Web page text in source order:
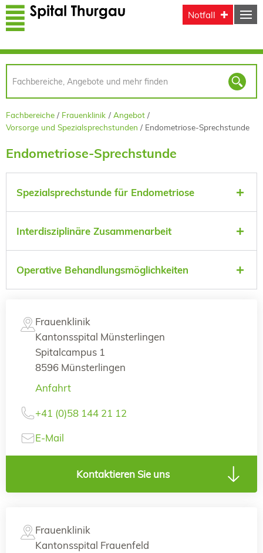
Direkt zum Inhalt
Notfall
Fachbereiche Frauenklinik
Angebot
Vorsorge und Spezialsprechstunden
Endometriose-Sprechstunde
Endometriose-Sprechstunde
Spezialsprechstunde für Endometriose
Interdisziplinäre Zusammenarbeit
Operative Behandlungsmöglichkeiten
Frauenklinik
Kantonsspital Münsterlingen
Spitalcampus 1
8596 Münsterlingen
Anfahrt
+41 (0)58 144 21 12
E-Mail
Kontaktieren Sie uns
Frauenklinik
Kantonsspital Frauenfeld